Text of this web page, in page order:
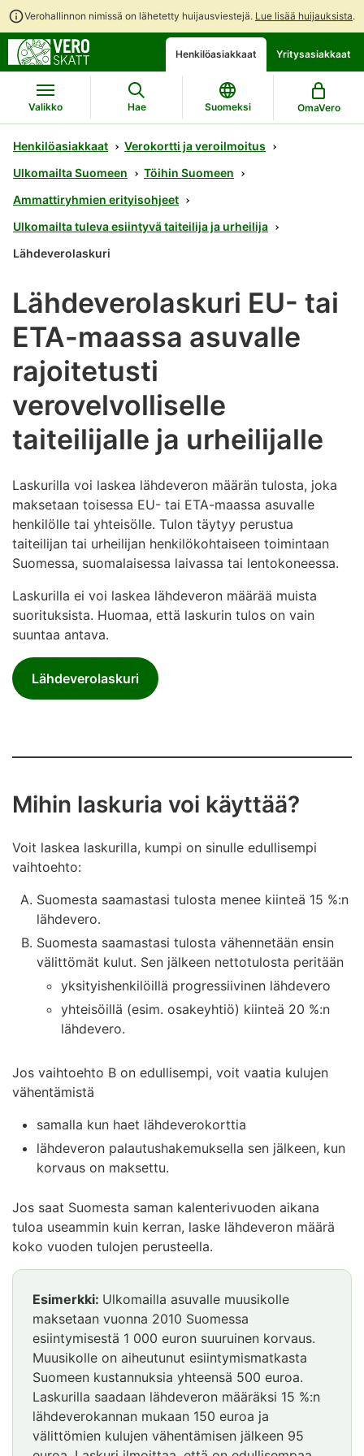
Verohallinnon nimissä on lähetetty huijausviestejä. Lue lisää huijauksista.
Siirry
suoraan
sisältöön
Siirry
koko
sivuston
hakuun
Avaa
chattibotin
keskustelu
Henkilöasiakkaat Yritysasiakkaat
Valikko Hae Suomeksi OmaVero
Henkilöasiakkaat
Verokortti ja veroilmoitus
Ulkomailta Suomeen
Töihin Suomeen
Ammattiryhmien erityisohjeet
Ulkomailta tuleva esiintyvä taiteilija ja urheilija
Lähdeverolaskuri
Lähdeverolaskuri EU- tai
ETA-maassa asuvalle
rajoitetusti
verovelvolliselle
taiteilijalle ja urheilijalle
Laskurilla voi laskea lähdeveron määrän tulosta, joka
maksetaan toisessa EU- tai ETA-maassa asuvalle
henkilölle tai yhteisölle. Tulon täytyy perustua
taiteilijan tai urheilijan henkilökohtaiseen toimintaan
Suomessa, suomalaisessa laivassa tai lentokoneessa.
Laskurilla ei voi laskea lähdeveron määrää muista
suorituksista. Huomaa, että laskurin tulos on vain
suuntaa antava.
Lähdeverolaskuri
Mihin laskuria voi käyttää?
Voit laskea laskurilla, kumpi on sinulle edullisempi
vaihtoehto:
Suomesta saamastasi tulosta menee kiinteä 15 %:n
lähdevero.
Suomesta saamastasi tulosta vähennetään ensin
välittömät kulut. Sen jälkeen nettotulosta peritään
yksityishenkilöillä progressiivinen lähdevero
yhteisöillä (esim. osakeyhtiö) kiinteä 20 %:n
lähdevero.
Jos vaihtoehto B on edullisempi, voit vaatia kulujen
vähentämistä
samalla kun haet lähdeverokorttia
lähdeveron palautushakemuksella sen jälkeen, kun
korvaus on maksettu.
Jos saat Suomesta saman kalenterivuoden aikana
tuloa useammin kuin kerran, laske lähdeveron määrä
koko vuoden tulojen perusteella.
Esimerkki: Ulkomailla asuvalle muusikolle
maksetaan vuonna 2010 Suomessa
esiintymisestä 1 000 euron suuruinen korvaus.
Muusikolle on aiheutunut esiintymismatkasta
Suomeen kustannuksia yhteensä 500 euroa.
Laskurilla saadaan lähdeveron määräksi 15 %:n
lähdeverokannan mukaan 150 euroa ja
välittömien kulujen vähentämisen jälkeen 95